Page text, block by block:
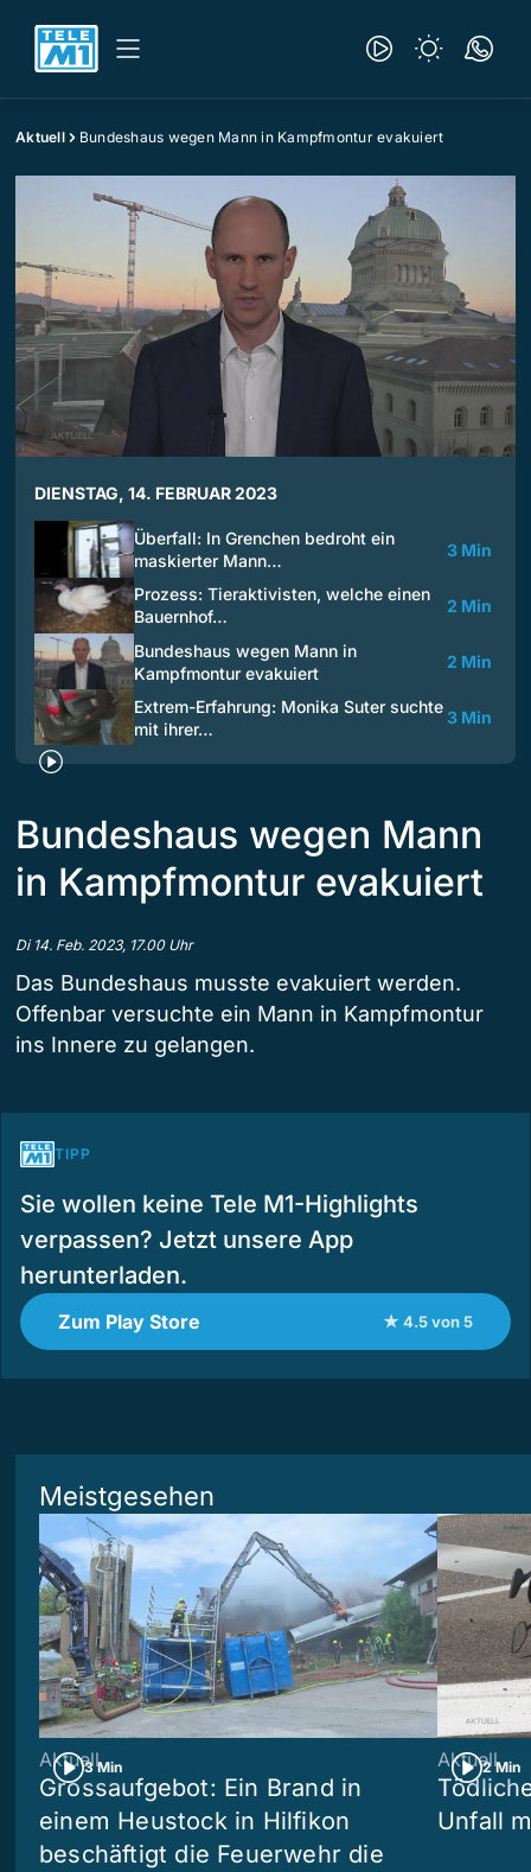
Aktuell Bundeshaus wegen Mann in Kampfmontur evakuiert
DIENSTAG, 14. FEBRUAR 2023
Überfall: In Grenchen bedroht ein
maskierter Mann…
3 Min
Prozess: Tieraktivisten, welche einen
Bauernhof…
2 Min
Bundeshaus wegen Mann in
Kampfmontur evakuiert
2 Min
Extrem-Erfahrung: Monika Suter suchte
mit ihrer…
3 Min
Bundeshaus wegen Mann
in Kampfmontur evakuiert
Di 14. Feb. 2023, 17.00 Uhr
Das Bundeshaus musste evakuiert werden.
Offenbar versuchte ein Mann in Kampfmontur
ins Innere zu gelangen.
TIPP
Sie wollen keine Tele M1-Highlights
verpassen? Jetzt unsere App
herunterladen.
Zum Play Store ★ 4.5 von 5
Meistgesehen
3 Min
Aktuell
Grossaufgebot: Ein Brand in
einem Heustock in Hilfikon
beschäftigt die Feuerwehr die
2 Min
Aktuell
Unfall